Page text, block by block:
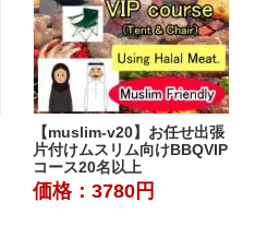
【muslim-v20】お任せ出張
片付けムスリム向けBBQVIP
コース20名以上
価格：3780円